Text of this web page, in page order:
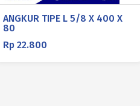
ANGKUR TIPE L 5/8 X 400 X
80
Rp22.800